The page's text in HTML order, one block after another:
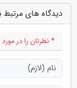
دیدگاه های مرتبط
* نظرتان را در مورد